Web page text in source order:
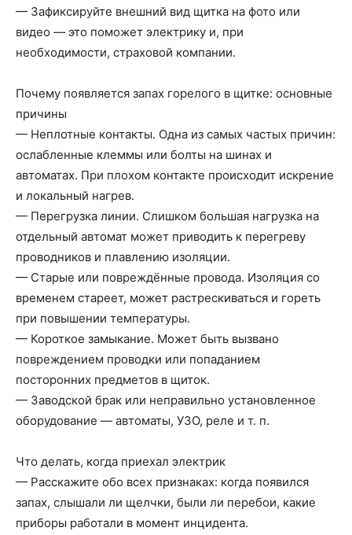
— Зафиксируйте внешний вид щитка на фото или
видео — это поможет электрику и, при
необходимости, страховой компании.
Почему появляется запах горелого в щитке: основные
причины
— Неплотные контакты. Одна из самых частых причин:
ослабленные клеммы или болты на шинах и
автоматах. При плохом контакте происходит искрение
и локальный нагрев.
— Перегрузка линии. Слишком большая нагрузка на
отдельный автомат может приводить к перегреву
проводников и плавлению изоляции.
— Старые или повреждённые провода. Изоляция со
временем стареет, может растрескиваться и гореть
при повышении температуры.
— Короткое замыкание. Может быть вызвано
повреждением проводки или попаданием
посторонних предметов в щиток.
— Заводской брак или неправильно установленное
оборудование — автоматы, УЗО, реле и т. п.
Что делать, когда приехал электрик
— Расскажите обо всех признаках: когда появился
запах, слышали ли щелчки, были ли перебои, какие
приборы работали в момент инцидента.